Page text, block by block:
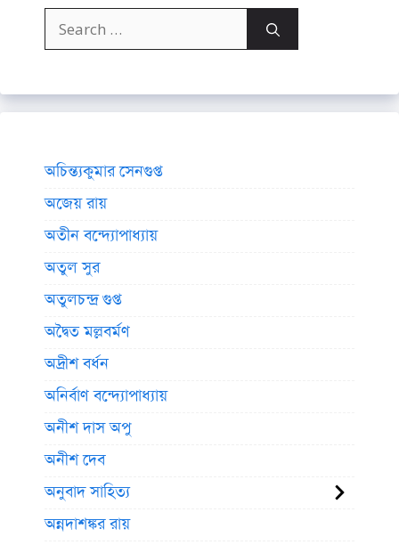
Search
for:
অচিন্ত্যকুমার সেনগুপ্ত
অজেয় রায়
অতীন বন্দ্যোপাধ্যায়
অতুল সুর
অতুলচন্দ্র গুপ্ত
অদ্বৈত মল্লবর্মণ
অদ্রীশ বর্ধন
অনির্বাণ বন্দ্যোপাধ্যায়
অনীশ দাস অপু
অনীশ দেব
অনুবাদ সাহিত্য
অন্নদাশঙ্কর রায়